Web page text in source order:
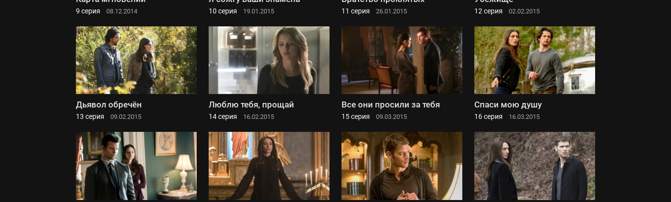
9 серия 08.12.2014 10 серия 19.01.2015 11 серия 26.01.2015 12 серия 02.02.2015
Дьявол обречён
13 серия 09.02.2015
Люблю тебя, прощай
14 серия 16.02.2015
Все они просили за тебя
15 серия 09.03.2015
Спаси мою душу
16 серия 16.03.2015